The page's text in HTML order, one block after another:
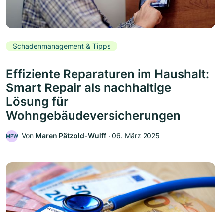
Schadenmanagement & Tipps
Effiziente Reparaturen im Haushalt:
Smart Repair als nachhaltige
Lösung für
Wohngebäudeversicherungen
MPW Von Maren Pätzold-Wulff ‧ 06. März 2025